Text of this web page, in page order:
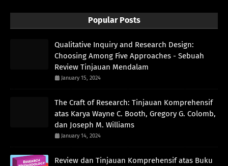
Popular Posts
Qualitative Inquiry and Research Design:
Choosing Among Five Approaches - Sebuah
Review Tinjauan Mendalam
January 15, 2024
The Craft of Research: Tinjauan Komprehensif
atas Karya Wayne C. Booth, Gregory G. Colomb,
dan Joseph M. Williams
January 14, 2024
Review dan Tinjauan Komprehensif atas Buku